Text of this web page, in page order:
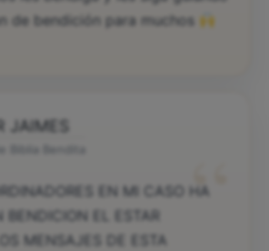
de bendición para muchos
JAIMES
“
EN MI CASO HA
BENDICION EL ESTAR
MENSAJES DE ESTA